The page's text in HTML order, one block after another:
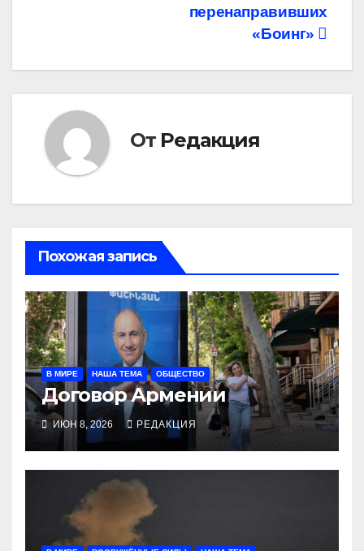
перенаправивших
«Боинг»
От Редакция
Похожая запись
В МИРЕ НАША ТЕМА ОБЩЕСТВО
Договор Армении
ИЮН 8, 2026 РЕДАКЦИЯ